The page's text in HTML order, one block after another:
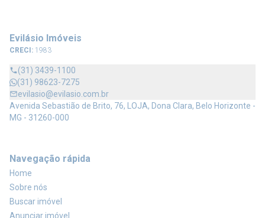
Evilásio Imóveis
CRECI: 1983
(31) 3439-1100
(31) 98623-7275
evilasio@evilasio.com.br
Avenida Sebastião de Brito, 76, LOJA, Dona Clara, Belo Horizonte -
MG - 31260-000
Navegação rápida
Home
Sobre nós
Buscar imóvel
Anunciar imóvel